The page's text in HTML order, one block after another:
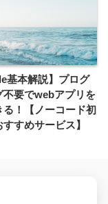
基本解説】プログ
不要でwebアプリを
る！【ノーコード初
すめサービス】